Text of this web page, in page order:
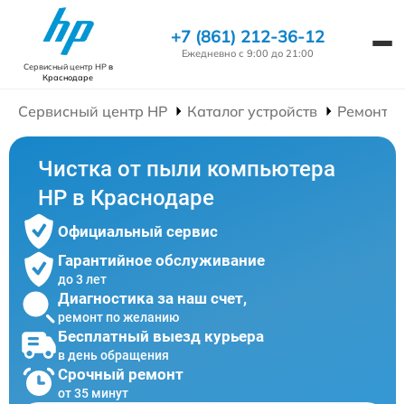
Сервисный центр HPв
Краснодаре
+7 (861) 212-36-12
Ежедневно с 9:00 до 21:00
Сервисный центр HP Каталог устройств Ремонт
Чистка от пыли компьютера
HP в Краснодаре
Официальный сервис
Гарантийное обслуживание
до 3 лет
Диагностика за наш счет,
ремонт по желанию
Бесплатный выезд курьера
в день обращения
Срочный ремонт
от 35 минут